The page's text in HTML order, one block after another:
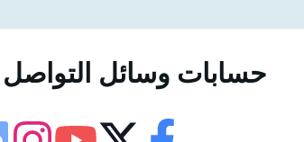
لوحة إمكانية الوصول
حسابات وسائل التواصل